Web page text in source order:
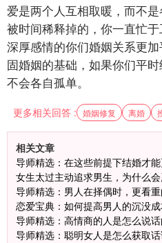
爱是两个人互相取暖，而不
被时间稀释掉的，你一直忙
深厚感情的你们婚姻关系更
固婚姻的基础，如果你们平
不会各自孤单。
更多相关回答 : 婚姻修复 离婚
相关文章
导师精选：在这些前提下结婚才
女生太过主动追求男生，为什么
导师精选：男人在择偶时，更看
恋爱宝典：如何提高男人的沉没
导师精选：高情商的人是怎么说
导师精选：聪明女人是怎么获取